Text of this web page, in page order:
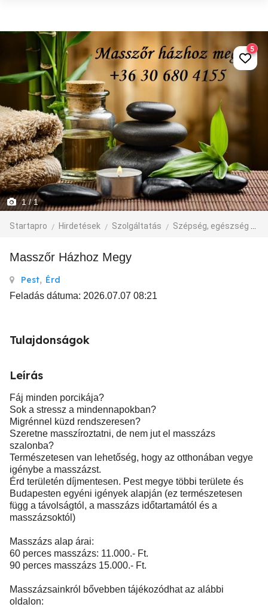
1/ 1
Startapro Hirdetések Szolgáltatás Szépség, egészség
5
Masszőr Házhoz Megy
Pest, Érd
Feladás dátuma: 2026.07.07 08:21
Tulajdonságok
Leírás
Fáj minden porcikája?
Sok a stressz a mindennapokban?
Migrénnel küzd rendszeresen?
Szeretne masszíroztatni, de nem jut el masszázs
szalonba?
Természetesen van lehetőség, hogy az otthonában vegye
igénybe a masszázst.
Érd területén díjmentesen. Pest megye többi területe és
Budapesten egyéni igények alapján (ez természetesen
függ a távolságtól, a masszázs időtartamától és a
masszázsoktól)
Masszázs alap árai:
60 perces masszázs: 11.000.- Ft.
90 perces masszázs 15.000.- Ft.
Masszázsainkról bővebben tájékozódhat az alábbi
oldalon: